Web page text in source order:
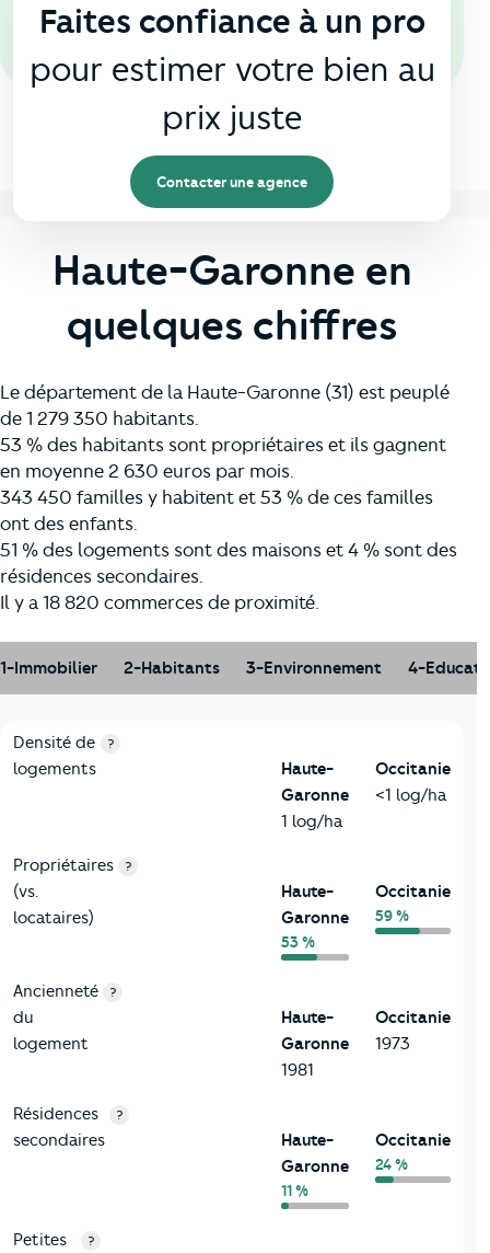
Faites confiance à un pro
pour estimer votre bien au
prix juste
Contacter une agence
Haute-Garonne en
quelques chiffres
Le département de la Haute-Garonne (31) est peuplé
de 1 279 350 habitants.
53 % des habitants sont propriétaires et ils gagnent
en moyenne 2 630 euros par mois.
343 450 familles y habitent et 53 % de ces familles
ont des enfants.
51 % des logements sont des maisons et 4 % sont des
résidences secondaires.
Il y a 18 820 commerces de proximité.
1-Immobilier 2-Habitants 3-Environnement 4-
1-Immobilier
Critères Haute-Garonne
Densité de
logements
?
Haute-
Garonne
1 log/ha
Occitanie
<1 log/ha
Propriétaires
(vs.
locataires)
?
Haute-
Garonne
53 %
Occitanie
59 %
Ancienneté
du
logement
?
Haute-
Garonne
1981
Occitanie
1973
Résidences
secondaires
?
Haute-
Garonne
11 %
Occitanie
24 %
Petites ?